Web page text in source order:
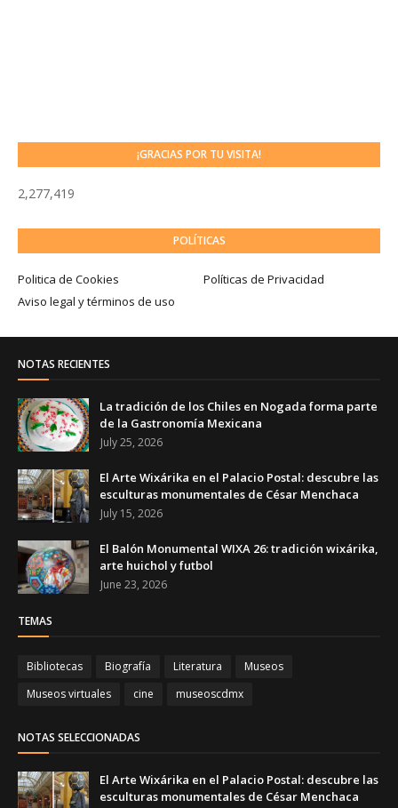
¡GRACIAS POR TU VISITA!
2,277,419
POLÍTICAS
Politica de Cookies
Políticas de Privacidad
Aviso legal y términos de uso
NOTAS RECIENTES
La tradición de los Chiles en Nogada forma parte
de la Gastronomía Mexicana
July 25, 2026
El Arte Wixárika en el Palacio Postal: descubre las
esculturas monumentales de César Menchaca
July 15, 2026
El Balón Monumental WIXA 26: tradición wixárika,
arte huichol y futbol
June 23, 2026
TEMAS
Bibliotecas Biografía Literatura
Museos
Museos virtuales
cine museoscdmx
NOTAS SELECCIONADAS
El Arte Wixárika en el Palacio Postal: descubre las
esculturas monumentales de César Menchaca